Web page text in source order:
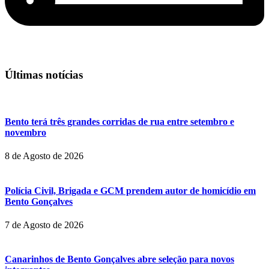
Últimas notícias
Bento terá três grandes corridas de rua entre setembro e
novembro
8 de Agosto de 2026
Polícia Civil, Brigada e GCM prendem autor de homicídio em
Bento Gonçalves
7 de Agosto de 2026
Canarinhos de Bento Gonçalves abre seleção para novos